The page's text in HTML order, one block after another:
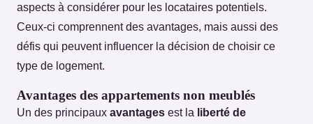
aspects à considérer pour les locataires potentiels.
Ceux-ci comprennent des avantages, mais aussi des
défis qui peuvent influencer la décision de choisir ce
type de logement.
Avantages des appartements non meublés
Un des principaux avantages est la liberté de